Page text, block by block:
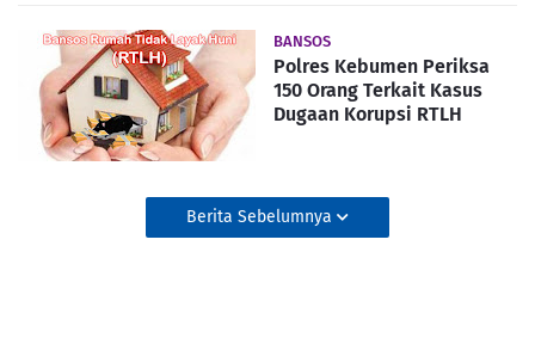
BANSOS
Polres Kebumen Periksa
150 Orang Terkait Kasus
Dugaan Korupsi RTLH
Berita Sebelumnya